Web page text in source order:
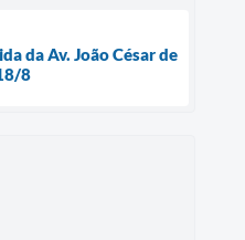
da Av. João César de
8